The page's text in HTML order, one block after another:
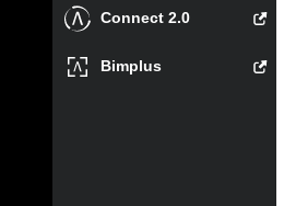
Connect 2.0
Bimplus